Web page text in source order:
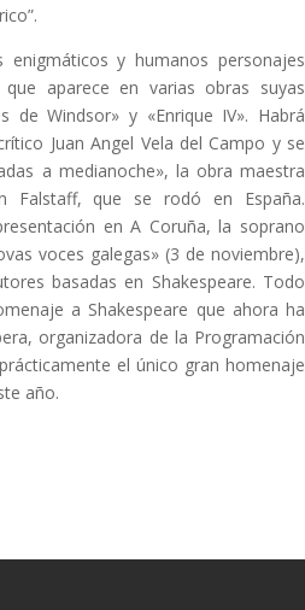
y humanos personajes
que aparece en varias obras suyas
de Windsor» y «Enrique IV». Habrá
Juan Angel Vela del Campo y se
a medianoche», la obra maestra
Falstaff, que se rodó en España.
en A Coruña, la soprano
voces galegas» (3 de noviembre),
basadas en Shakespeare. Todo
a Shakespeare que ahora ha
organizadora de la Programación
el único gran homenaje
año.